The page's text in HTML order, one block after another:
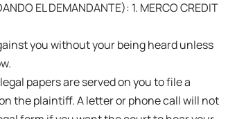
EL DEMANDANTE): 1. MERCO CREDIT
you without your being heard unless
papers are served on you to file a
the plaintiff. A letter or phone call will not